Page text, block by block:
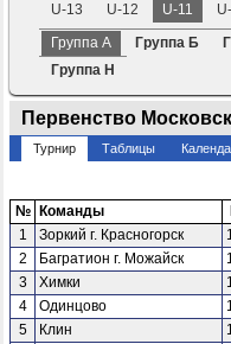
U-13
U-12 U-11
Группа А
Группа Б
Группа Н
Первенство
Турнир Таблицы
№ Команды
1
Зоркий г. Красногорск
2
Багратион г. Можайск
3
Химки
4
Одинцово
5
Клин